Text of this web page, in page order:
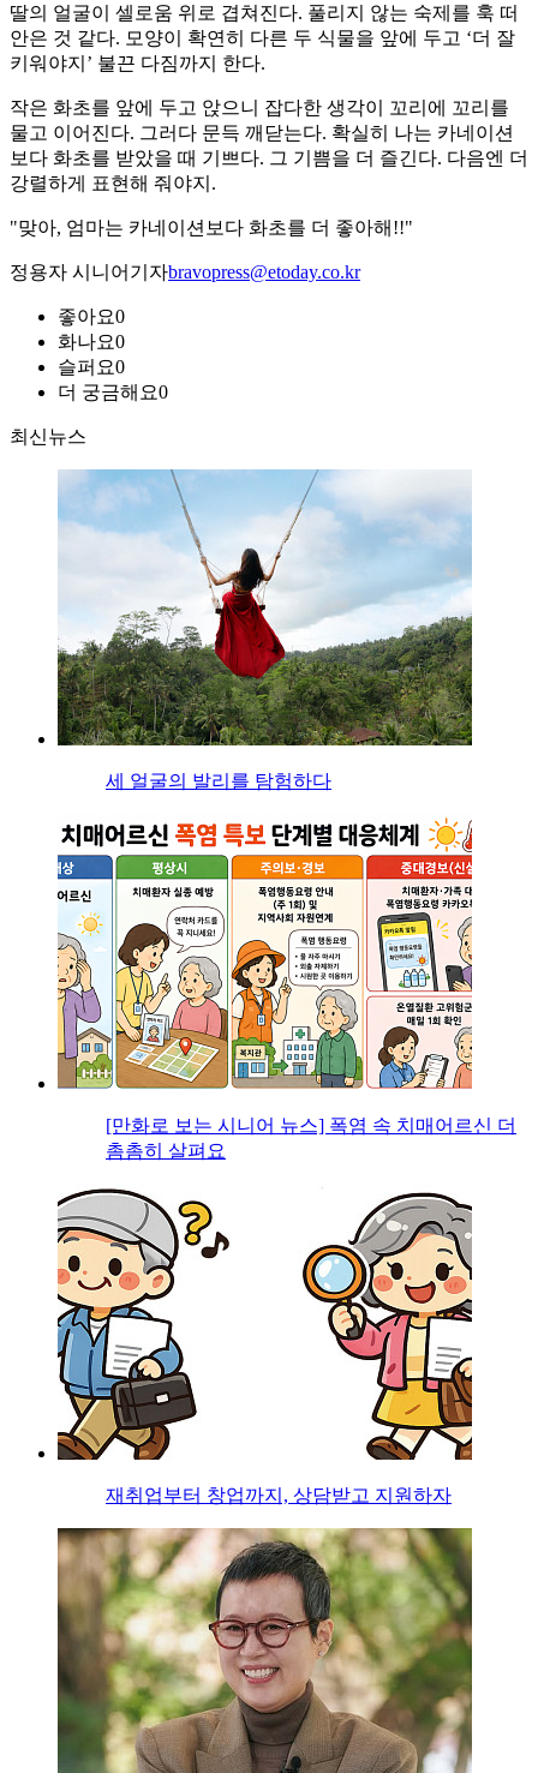
딸의 얼굴이 셀로움 위로 겹쳐진다. 풀리지 않는 숙제를 훅 떠
안은 것 같다. 모양이 확연히 다른 두 식물을 앞에 두고 ‘더 잘
키워야지’ 불끈 다짐까지 한다.
작은 화초를 앞에 두고 앉으니 잡다한 생각이 꼬리에 꼬리를
물고 이어진다. 그러다 문득 깨닫는다. 확실히 나는 카네이션
보다 화초를 받았을 때 기쁘다. 그 기쁨을 더 즐긴다. 다음엔 더
강렬하게 표현해 줘야지.
"맞아, 엄마는 카네이션보다 화초를 더 좋아해!!"
정용자 시니어기자bravopress@etoday.co.kr
좋아요0
화나요0
슬퍼요0
더 궁금해요0
최신뉴스
세 얼굴의 발리를 탐험하다
[만화로 보는 시니어 뉴스] 폭염 속 치매어르신 더
촘촘히 살펴요
재취업부터 창업까지, 상담받고 지원하자